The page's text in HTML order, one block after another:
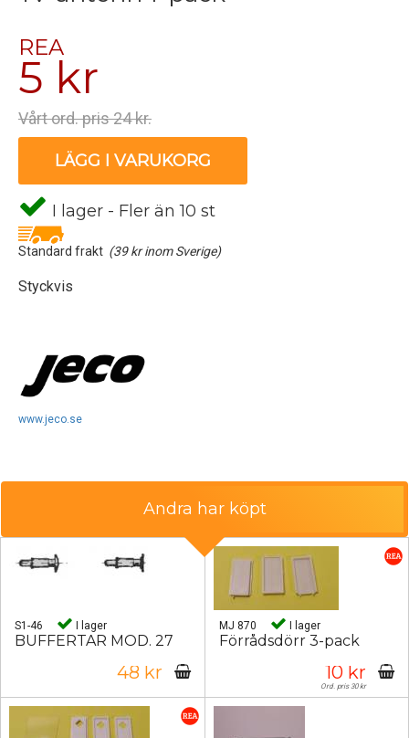
REA
5 kr
Vårt ord. pris 24 kr.
LÄGG I VARUKORG
I lager - Fler än 10 st
Standard frakt (39 kr inom Sverige)
Styckvis
www.jeco.se
Andra har köpt
S1-46 I lager
BUFFERTAR MOD. 27
48 kr
MJ 870 I lager
Förrådsdörr 3-pack
10 kr
Ord. pris 30 kr